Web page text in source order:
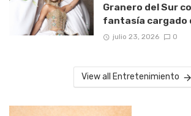
Granero del Sur
fantasía cargado
julio 23, 2026 0
View all Entretenimiento